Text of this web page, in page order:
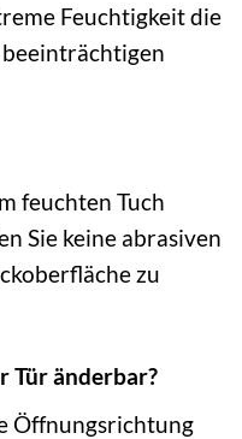
Feuchtigkeit die
feuchten Tuch
Sie keine abrasiven
zu
Tür änderbar?
Öffnungsrichtung